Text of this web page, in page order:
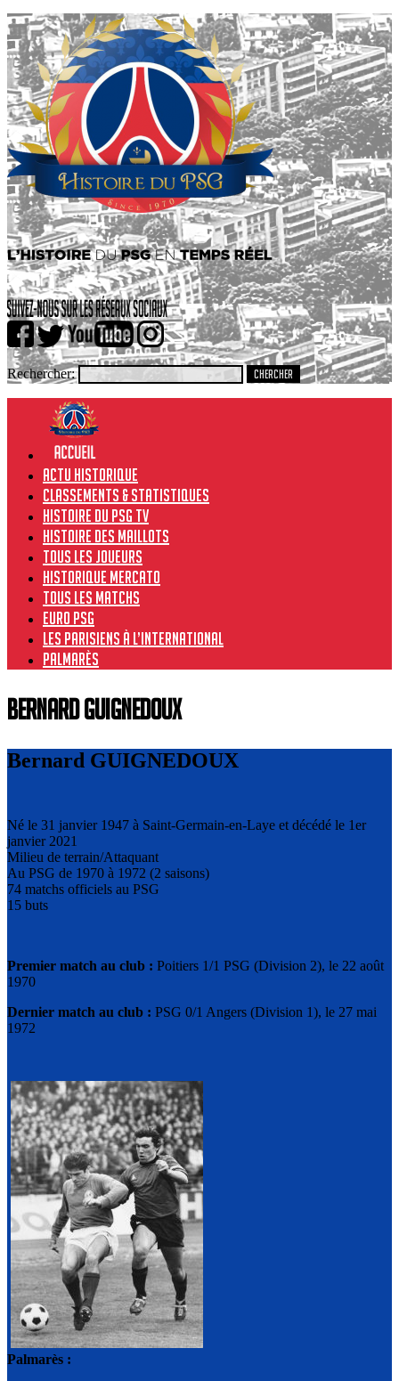
Rechercher:
Actu historique
Classements & Statistiques
Histoire du PSG TV
Histoire des maillots
Tous les joueurs
Historique Mercato
Tous les matchs
Euro PSG
Les Parisiens à l’international
Palmarès
Bernard GUIGNEDOUX
Bernard GUIGNEDOUX
Né le 31 janvier 1947 à Saint-Germain-en-Laye et décédé le 1er
janvier 2021
Milieu de terrain/Attaquant
Au PSG de 1970 à 1972 (2 saisons)
74 matchs officiels au PSG
15 buts
Premier match au club : Poitiers 1/1 PSG (Division 2), le 22 août
1970
Dernier match au club : PSG 0/1 Angers (Division 1), le 27 mai
1972
Palmarès :